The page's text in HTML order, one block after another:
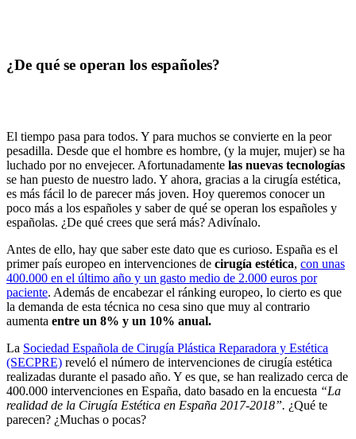
¿De qué se operan los españoles?
El tiempo pasa para todos. Y para muchos se convierte en la peor
pesadilla. Desde que el hombre es hombre, (y la mujer, mujer) se ha
luchado por no envejecer. Afortunadamente las nuevas tecnologías
se han puesto de nuestro lado. Y ahora, gracias a la cirugía estética,
es más fácil lo de parecer más joven. Hoy queremos conocer un
poco más a los españoles y saber de qué se operan los españoles y
españolas. ¿De qué crees que será más? Adivínalo.
Antes de ello, hay que saber este dato que es curioso. España es el
primer país europeo en intervenciones de cirugía estética, con unas
400.000 en el último año y un gasto medio de 2.000 euros por
paciente. Además de encabezar el ránking europeo, lo cierto es que
la demanda de esta técnica no cesa sino que muy al contrario
aumenta entre un 8% y un 10% anual.
La Sociedad Española de Cirugía Plástica Reparadora y Estética
(SECPRE) reveló el número de intervenciones de cirugía estética
realizadas durante el pasado año. Y es que, se han realizado cerca de
400.000 intervenciones en España, dato basado en la encuesta “La
realidad de la Cirugía Estética en España 2017-2018”. ¿Qué te
parecen? ¿Muchas o pocas?